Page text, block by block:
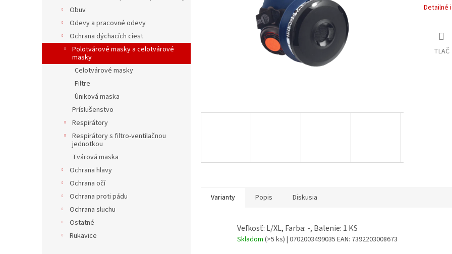
Obuv
Odevy a pracovné odevy
Ochrana dýchacích ciest
Polotvárové masky a celotvárové
masky
Celotvárové masky
Filtre
Úniková maska
Príslušenstvo
Respirátory
Respirátory s filtro-ventilačnou
jednotkou
Tvárová maska
Ochrana hlavy
Ochrana očí
Ochrana proti pádu
Ochrana sluchu
Ostatné
Rukavice
Detailné
TLAČ
Varianty Popis Diskusia
Veľkosť: L/XL, Farba: -, Balenie: 1 KS
Skladom (>5 ks) | 0702003499035 EAN: 7392203008673